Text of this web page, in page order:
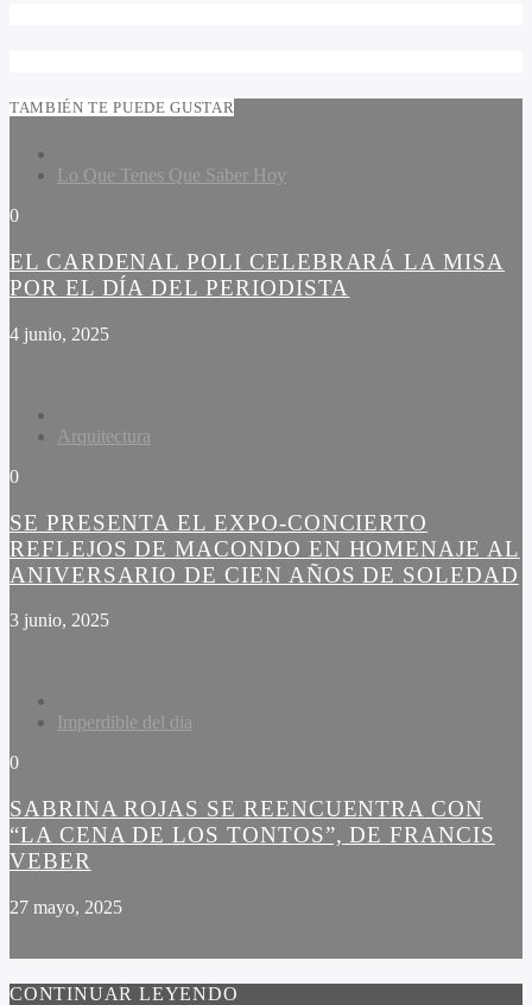
TAMBIÉN TE PUEDE GUSTAR
Lo Que Tenes Que Saber Hoy
0
EL CARDENAL POLI CELEBRARÁ LA MISA
POR EL DÍA DEL PERIODISTA
4 junio, 2025
Arquitectura
0
SE PRESENTA EL EXPO-CONCIERTO
REFLEJOS DE MACONDO EN HOMENAJE AL
ANIVERSARIO DE CIEN AÑOS DE SOLEDAD
3 junio, 2025
Imperdible del dia
0
SABRINA ROJAS SE REENCUENTRA CON
“LA CENA DE LOS TONTOS”, DE FRANCIS
VEBER
27 mayo, 2025
CONTINUAR LEYENDO